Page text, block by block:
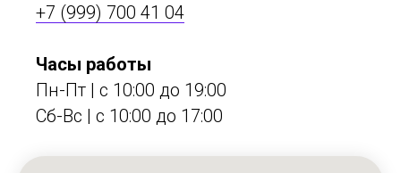
+7 (999) 700 41 04
Часы работы
Пн-Пт | с 10:00 до 19:00
Сб-Вс | c 10:00 до 17:00